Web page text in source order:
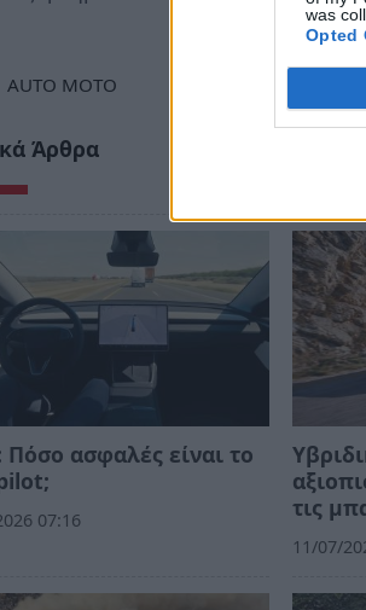
was
Opted
AUTO MOTO
Άρθρα
Πόσο ασφαλές είναι το
07:16
τις
11/07/